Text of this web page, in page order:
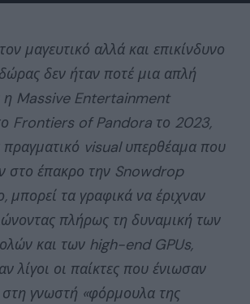
μαγευτικό αλλά και επικίνδυνο
δεν ήταν ποτέ μια απλή
η Massive Entertainment
Frontiers of Pandora το 2023,
πραγματικό visual υπερθέαμα που
στο έπακρο την Snowdrop
μπορεί τα γραφικά να έριχναν
πλήρως τη δυναμική των
και των high-end GPUs,
λίγοι οι παίκτες που ένιωσαν
στη γνωστή «φόρμουλα της